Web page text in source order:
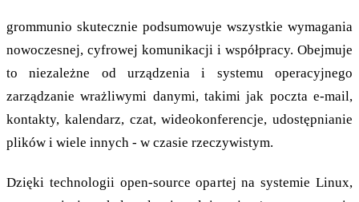
grommunio skutecznie podsumowuje wszystkie wymagania
nowoczesnej, cyfrowej komunikacji i współpracy. Obejmuje
to niezależne od urządzenia i systemu operacyjnego
zarządzanie wrażliwymi danymi, takimi jak poczta e-mail,
kontakty, kalendarz, czat, wideokonferencje, udostępnianie
plików i wiele innych - w czasie rzeczywistym.
Dzięki technologii open-source opartej na systemie Linux,